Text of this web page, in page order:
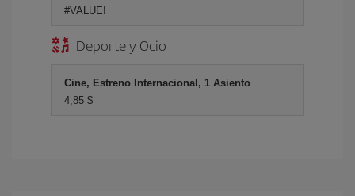
#VALUE!
Deporte y Ocio
Cine, Estreno Internacional, 1 Asiento
4,85 $